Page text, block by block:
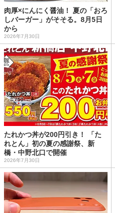
肉厚×にんにく醤油！ 夏の「おろ
しバーガー」がそそる。8月5日
から
2026年7月30日
たれかつ丼が200円引き！ 「た
れとん」初の夏の感謝祭、新
橋・中野北口で開催
2026年7月30日